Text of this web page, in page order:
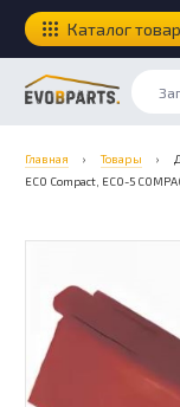
Каталог
Главная › Товары ›
ECO Compact, ECO-5